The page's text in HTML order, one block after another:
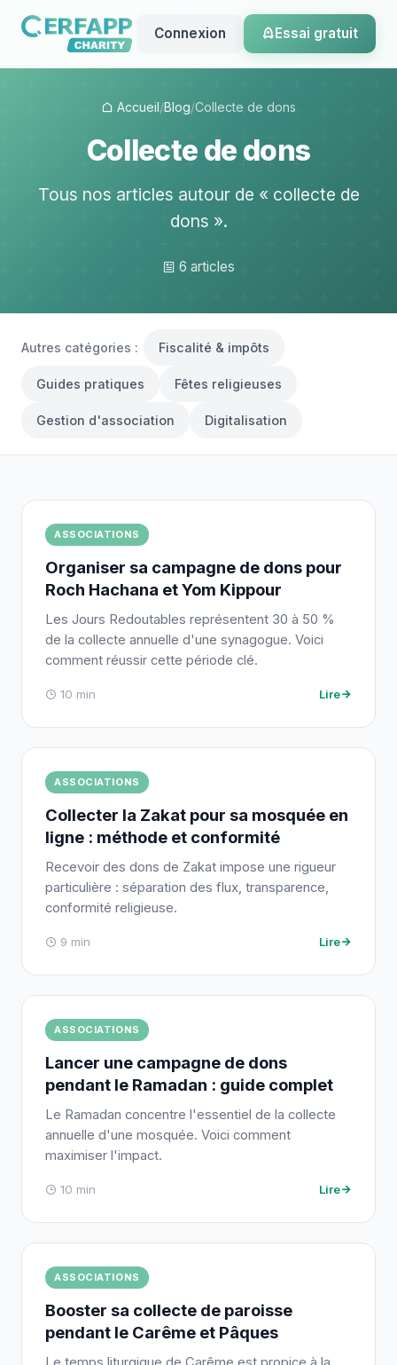
Connexion Essai gratuit
Accueil/Blog/Collecte de dons
Collecte de dons
Tous nos articles autour de « collecte de
dons ».
6 articles
Autres catégories : Fiscalité & impôts
Guides pratiques Fêtes religieuses
Gestion d'association Digitalisation
ASSOCIATIONS
Organiser sa campagne de dons pour
Roch Hachana et Yom Kippour
Les Jours Redoutables représentent 30 à 50 %
de la collecte annuelle d'une synagogue. Voici
comment réussir cette période clé.
10 min Lire
ASSOCIATIONS
Collecter la Zakat pour sa mosquée en
ligne : méthode et conformité
Recevoir des dons de Zakat impose une rigueur
particulière : séparation des flux, transparence,
conformité religieuse.
9 min Lire
ASSOCIATIONS
Lancer une campagne de dons
pendant le Ramadan : guide complet
Le Ramadan concentre l'essentiel de la collecte
annuelle d'une mosquée. Voici comment
maximiser l'impact.
10 min Lire
ASSOCIATIONS
Booster sa collecte de paroisse
pendant le Carême et Pâques